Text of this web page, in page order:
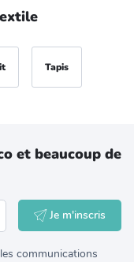
Tapis
et beaucoup de
Je m'inscris
communications